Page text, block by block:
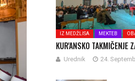
IZ MEDŽLISA MEKTEB
KUR'ANSKO TAKMIČENJE
Urednik 24.